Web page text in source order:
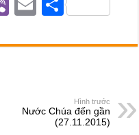
er ail ar
Hình trước
Nước Chúa đến gần
(27.11.2015)